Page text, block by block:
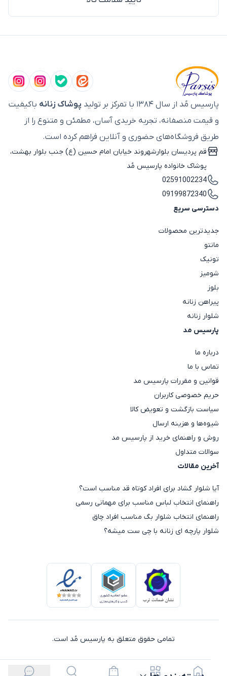
پارسیس مُد از سال ۱۳۸۴ با تمرکز بر تولید پوشاک زنانه باکیفیت
و قیمت منصفانه، تجربه خریدی آسان، مطمئن و متنوع را از
طریق فروشگاه‌های حضوری و آنلاین فراهم کرده است.
قم پردیسان بلوارشهروند خیابان امام حسین (ع) جنب بلوار بهشت،
پوشاک خانواده پارسیس مُد
02591002234
09199872340
دسترسی سریع
جدیدترین محصولات
مانتو
تونیک
شومیز
بلوز
پیراهن زنانه
شلوار زنانه
پارسیس مد
درباره ما
تماس با ما
قوانین و مقررات پارسیس مد
حریم خصوصی کاربران
سیاست بازگشت و تعویض کالا
شیوه‌ها و هزینه ارسال
روش و راهنمای خرید از پارسیس مد
سوالات متداول
آخرین مقالات
آیا شلوار گشاد برای افراد کوتاه قد مناسب است؟
راهنمای انتخاب لباس مناسب برای مهمانی رسمی
راهنمای انتخاب شلوار بگ مناسب افراد چاق
شلوار پارچه ای زنانه با چی ست میشه؟
تمامی حقوق متعلق به پارسیس مُد است.